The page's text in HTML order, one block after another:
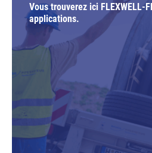
Vous trouverez ici FLEXWELL-
applications.